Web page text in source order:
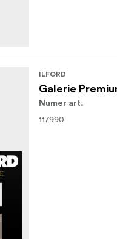
ILFORD
Galerie
Numer art.
117990